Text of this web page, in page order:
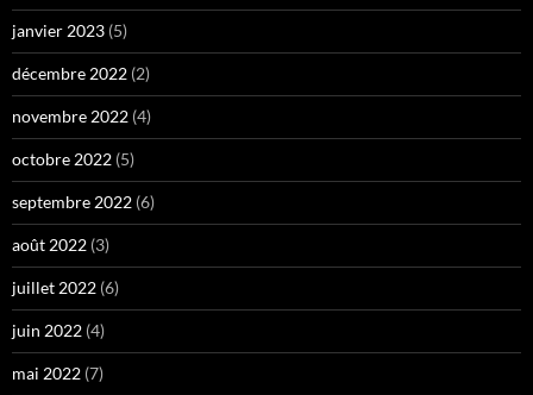
janvier 2023 (5)
décembre 2022 (2)
novembre 2022 (4)
octobre 2022 (5)
septembre 2022 (6)
août 2022 (3)
juillet 2022 (6)
juin 2022 (4)
mai 2022 (7)